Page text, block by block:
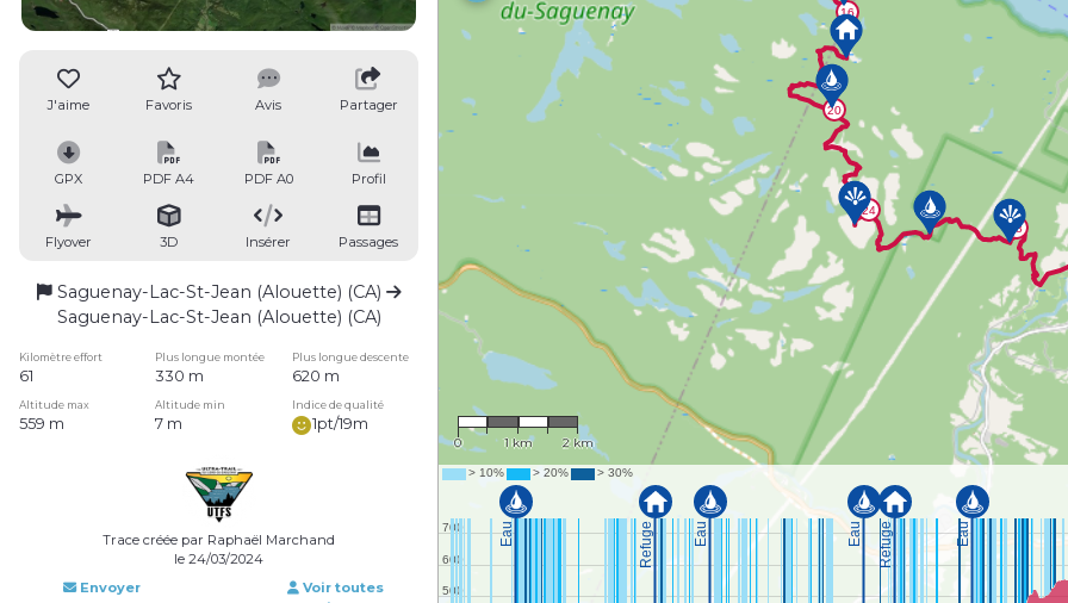
J'aime Favoris Avis Partager
GPX PDF A4 PDF A0 Profil
Flyover 3D Insérer Passages
Saguenay-Lac-St-Jean (Alouette) (CA)
Saguenay-Lac-St-Jean (Alouette) (CA)
Kilomètre effort Plus longue montée Plus longue descente
61 330 m 620 m
Altitude max Altitude min Indice de qualité
559 m 7 m 1pt/19m
Trace créée par Raphaël Marchand
le 24/03/2024
Envoyer
Voir toutes
0 1 km 2 km